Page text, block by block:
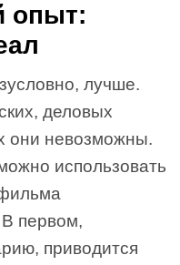
опыт:
лучше.
деловых
они невозможны.
использовать
первом,
приводится